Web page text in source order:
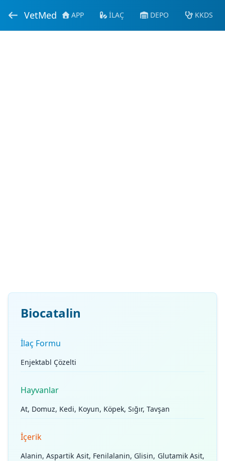
VetMed APP İLAÇ DEPO KKDS
Biocatalin
İlaç Formu
Enjektabl Çözelti
Hayvanlar
At, Domuz, Kedi, Koyun, Köpek, Sığır, Tavşan
İçerik
Alanin, Aspartik Asit, Fenilalanin, Glisin, Glutamik Asit,